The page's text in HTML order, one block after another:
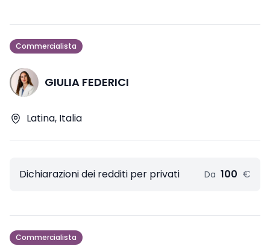
Commercialista
GIULIA FEDERICI
Latina, Italia
Dichiarazioni dei redditi per privati Da 100 €
Commercialista